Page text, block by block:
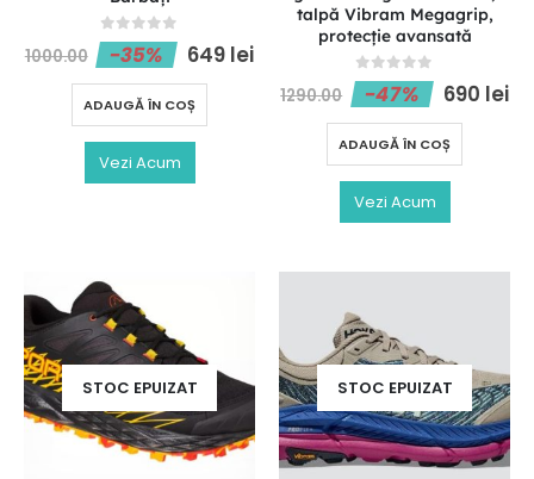
0out of 5
1000.00 -35% 649 lei
ADAUGĂ ÎN COȘ
Vezi Acum
talpă Vibram Megagrip,
protecţie avansată
0out of 5
1290.00 -47% 690 lei
ADAUGĂ ÎN COȘ
Vezi Acum
STOC EPUIZAT STOC EPUIZAT